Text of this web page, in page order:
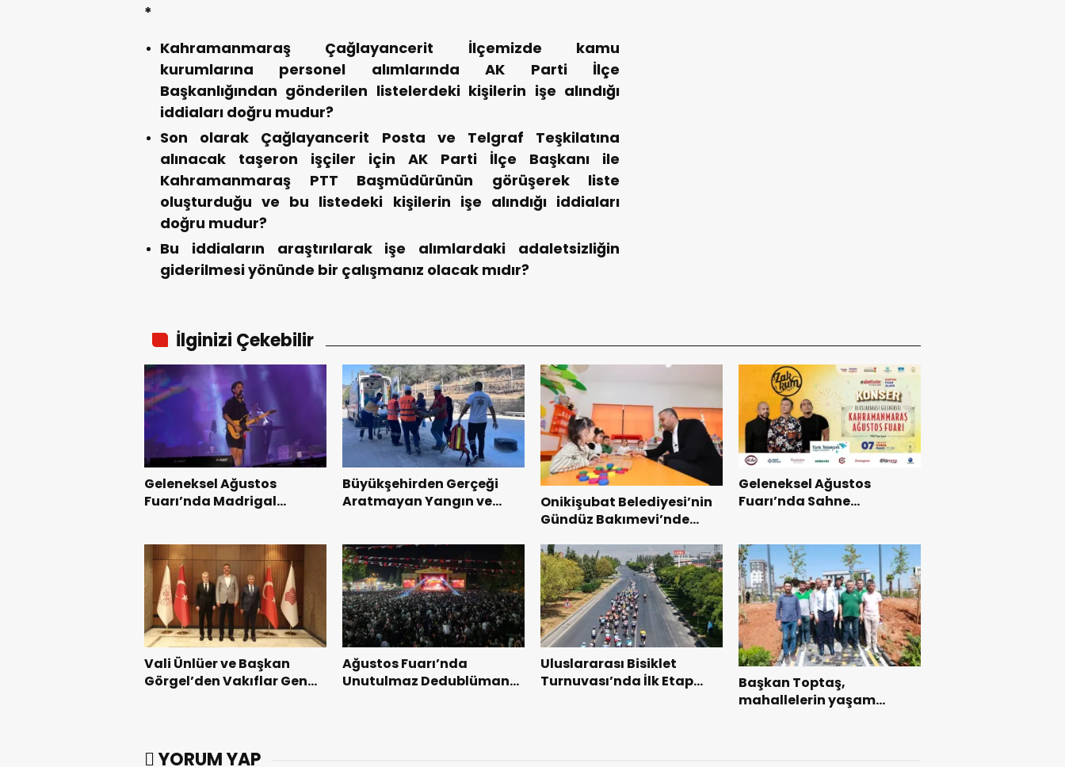
*
Kahramanmaraş Çağlayancerit İlçemizde kamu
kurumlarına personel alımlarında AK Parti İlçe
Başkanlığından gönderilen listelerdeki kişilerin işe alındığı
iddiaları doğru mudur?
Son olarak Çağlayancerit Posta ve Telgraf Teşkilatına
alınacak taşeron işçiler için AK Parti İlçe Başkanı ile
Kahramanmaraş PTT Başmüdürünün görüşerek liste
oluşturduğu ve bu listedeki kişilerin işe alındığı iddiaları
doğru mudur?
Bu iddiaların araştırılarak işe alımlardaki adaletsizliğin
giderilmesi yönünde bir çalışmanız olacak mıdır?
İlginizi Çekebilir
Geleneksel Ağustos
Fuarı’nda Madrigal
Büyükşehirden Gerçeği
Aratmayan Yangın ve
Onikişubat Belediyesi’nin
Gündüz Bakımevi’nde
başladı.
Geleneksel Ağustos
Fuarı’nda Sahne
Vali Ünlüer ve Başkan
Görgel’den Vakıflar Genel
Ağustos Fuarı’nda
Unutulmaz Dedublüman
Uluslararası Bisiklet
Turnuvası’nda İlk Etap
Başkan Toptaş,
mahallelerin yaşam
YORUM YAP